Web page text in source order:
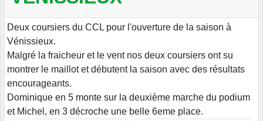
Deux coursiers du CCL pour l'ouverture de la saison à
Vénissieux.
Malgré la fraicheur et le vent nos deux coursiers ont su
montrer le maillot et débutent la saison avec des résultats
encourageants.
Dominique en 5 monte sur la deuxième marche du podium
et Michel, en 3 décroche une belle 6eme place.